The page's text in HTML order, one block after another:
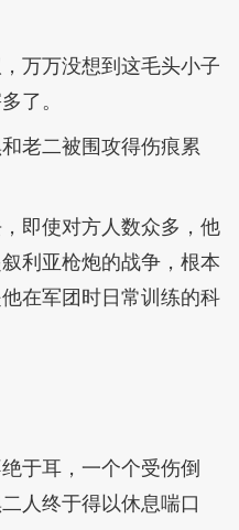
万万没想到这毛头小子
了。
老二被围攻得伤痕累
即使对方人数众多，他
利亚枪炮的战争，根本
在军团时日常训练的科
于耳，一个个受伤倒
人终于得以休息喘口